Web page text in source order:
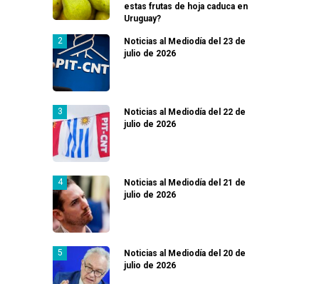
estas frutas de hoja caduca en
Uruguay?
Noticias al Mediodía del 23 de
julio de 2026
Noticias al Mediodía del 22 de
julio de 2026
Noticias al Mediodía del 21 de
julio de 2026
Noticias al Mediodía del 20 de
julio de 2026